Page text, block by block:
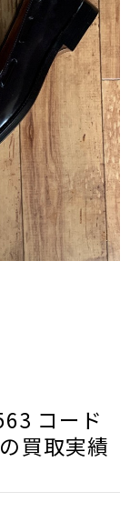
コード
買取実績